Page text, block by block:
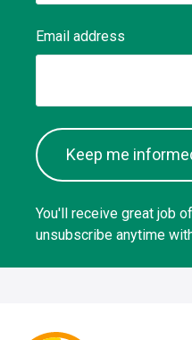
Email address
Keep me
You'll receive great job
unsubscribe anytime